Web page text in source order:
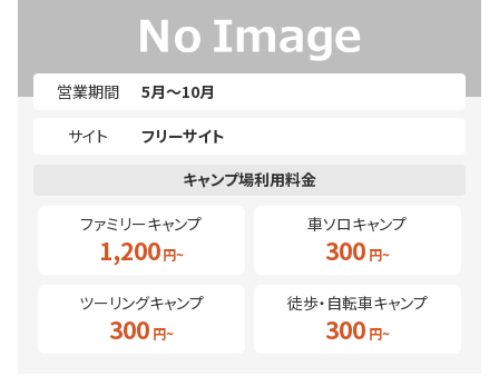
営業期間
5月～10月
サイト
フリーサイト
ファミリーキャンプ
1,200
車ソロキャンプ
300
ツーリングキャンプ
300
徒歩・自転車キャンプ
300